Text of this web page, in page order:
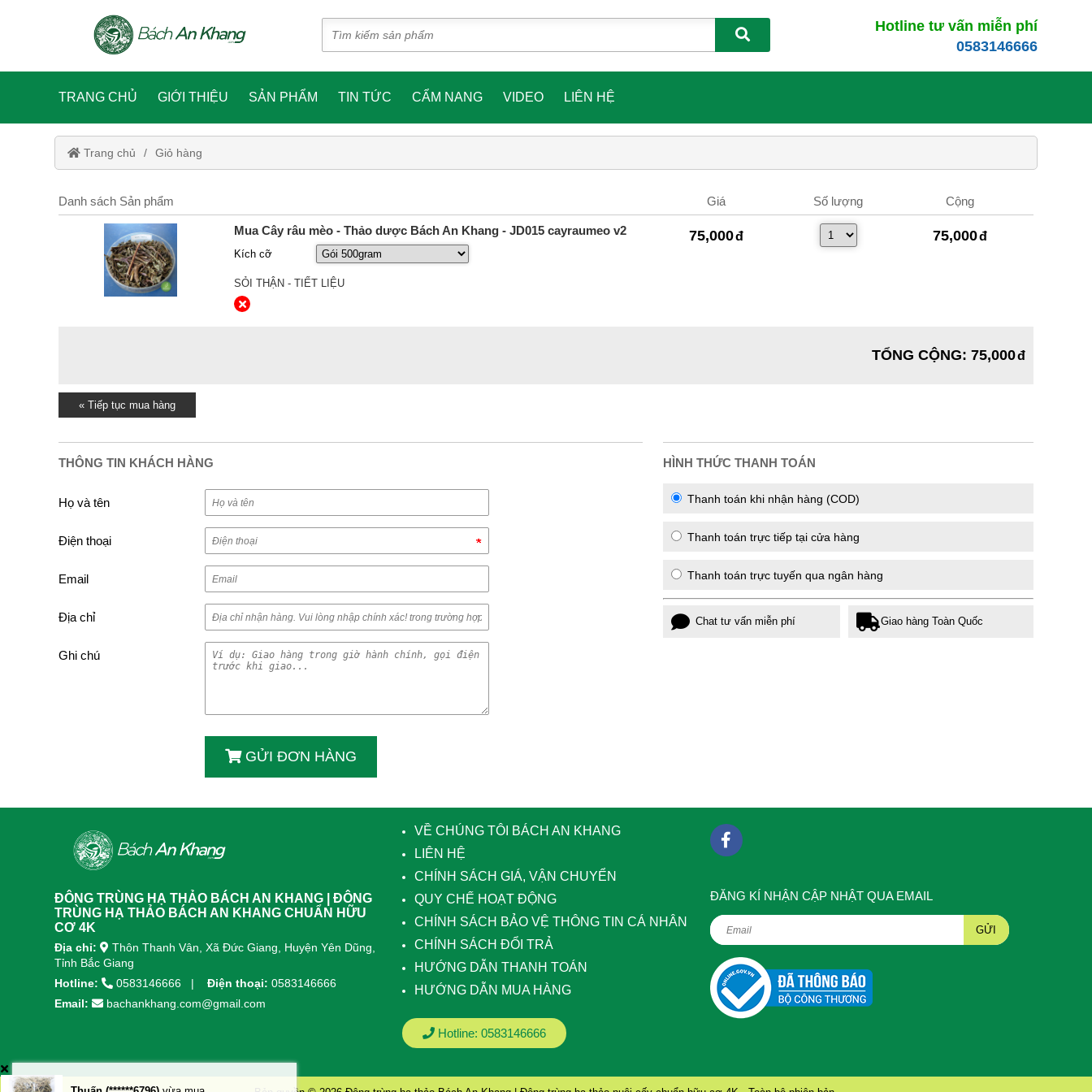
Hotline tư vấn miễn phí
0583146666
TRANG CHỦ GIỚI THIỆU SẢN PHẨM TIN TỨC CẨM NANG VIDEO LIÊN HỆ
Trang chủ Giỏ hàng
Danh sách Sản phẩm Giá Số lượng Cộng
Mua Cây râu mèo - Thảo dược Bách An Khang - JD015 cayraumeo v2
Kích cỡ
SỎI THẬN - TIẾT LIỆU
75,000 75,000
TỔNG CỘNG: 75,000
« Tiếp tục mua hàng
THÔNG TIN KHÁCH HÀNG
Họ và tên
Điện thoại
Email
Địa chỉ
Ghi chú
GỬI ĐƠN HÀNG
HÌNH THỨC THANH TOÁN
Thanh toán khi nhận hàng (COD)
Thanh toán trực tiếp tại cửa hàng
Thanh toán trực tuyến qua ngân hàng
Chat tư vấn miễn phí Giao hàng Toàn Quốc
ĐÔNG TRÙNG HẠ THẢO BÁCH AN KHANG | ĐÔNG
TRÙNG HẠ THẢO BÁCH AN KHANG CHUẨN HỮU
CƠ 4K
Địa chỉ:
Thôn Thanh Vân, Xã Đức Giang, Huyện Yên Dũng,
Tỉnh Bắc Giang
Hotline:
0583146666 Điện thoại: 0583146666
Email:
bachankhang.com@gmail.com
VỀ CHÚNG TÔI BÁCH AN KHANG
LIÊN HỆ
CHÍNH SÁCH GIÁ, VẬN CHUYỂN
QUY CHẾ HOẠT ĐỘNG
CHÍNH SÁCH BẢO VỆ THÔNG TIN CÁ NHÂN
CHÍNH SÁCH ĐỔI TRẢ
HƯỚNG DẪN THANH TOÁN
HƯỚNG DẪN MUA HÀNG
Hotline:0583146666
ÐĂNG KÍ NHẬN CẬP NHẬT QUA EMAIL
GỬI